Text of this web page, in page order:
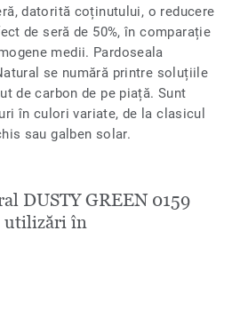
datorită coținutului, o reducere
de seră de 50%, în comparație
medii. Pardoseala
se numără printre soluțiile
de carbon de pe piață. Sunt
în culori variate, de la clasicul
sau galben solar.
DUSTY GREEN 0159
utilizări în